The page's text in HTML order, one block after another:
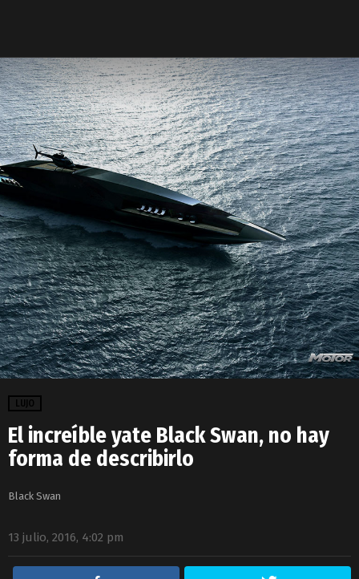
LUJO
El increíble yate Black Swan, no hay
forma de describirlo
Black Swan
13 julio, 2016, 4:02 pm